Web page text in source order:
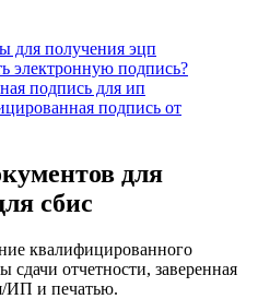
для получения эцп
электронную подпись?
подпись для ип
подпись от
для
сбис
квалифицированного
сдачи отчетности, заверенная
ИП и печатью.